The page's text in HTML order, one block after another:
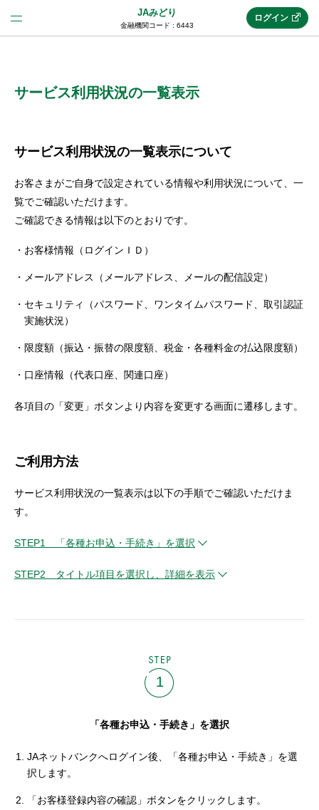
JAみどり
金融機関コード : 6443
(法人JAネットバンク)
機能・サービス
セキュリティ
使い方
ログイン
サービス利用状況の一覧表示
サービス利用状況の一覧表示について
お客さまがご自身で設定されている情報や利用状況について、一
覧でご確認いただけます。
ご確認できる情報は以下のとおりです。
お客様情報（ログインＩＤ）
メールアドレス（メールアドレス、メールの配信設定）
セキュリティ（パスワード、ワンタイムパスワード、取引認証
実施状況）
限度額（振込・振替の限度額、税金・各種料金の払込限度額）
口座情報（代表口座、関連口座）
各項目の「変更」ボタンより内容を変更する画面に遷移します。
ご利用方法
サービス利用状況の一覧表示は以下の手順でご確認いただけま
す。
STEP1 「各種お申込・手続き」を選択
STEP2 タイトル項目を選択し、詳細を表示
1
「各種お申込・手続き」を選択
JAネットバンクへログイン後、「各種お申込・手続き」を選
択します。
「お客様登録内容の確認」ボタンをクリックします。